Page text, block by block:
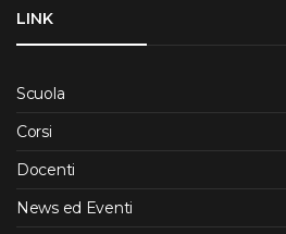
LINK
Scuola
Corsi
Docenti
News ed Eventi